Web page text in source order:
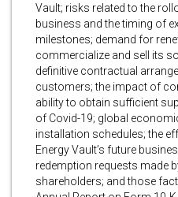
Vault; risks related to the
business and the timing of
milestones; demand for
commercialize and sell its
definitive contractual
customers; the impact of
ability to obtain sufficient
of Covid-19; global
installation schedules; the
Energy Vault’s future
redemption requests made
shareholders; and those